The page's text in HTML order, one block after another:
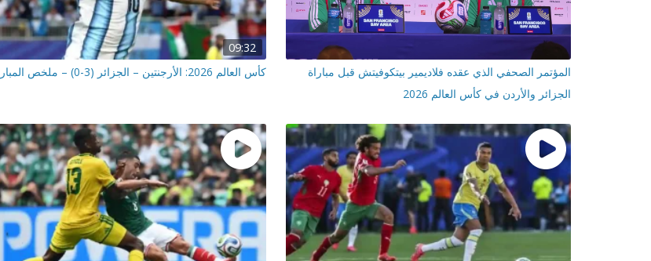
المؤتمر الصحفي الذي عقده فلاديمير بيتكوفيتش قبل مباراة
الجزائر والأردن في كأس العالم 2026
09:32
كأس العالم 2026: الأرجنتين – الجزائر (3-0) – ملخص المباراة